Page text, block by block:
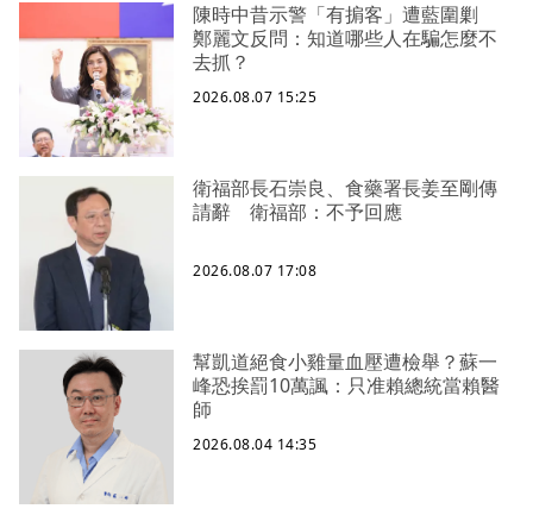
陳時中昔示警「有掮客」遭藍圍剿
鄭麗文反問：知道哪些人在騙怎麼不
去抓？
2026.08.07 15:25
衛福部長石崇良、食藥署長姜至剛傳
請辭 衛福部：不予回應
2026.08.07 17:08
幫凱道絕食小雞量血壓遭檢舉？蘇一
峰恐挨罰10萬諷：只准賴總統當賴醫
師
2026.08.04 14:35